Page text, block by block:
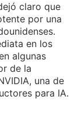
claro que
por una
en los
algunas
de la
una de
para IA.